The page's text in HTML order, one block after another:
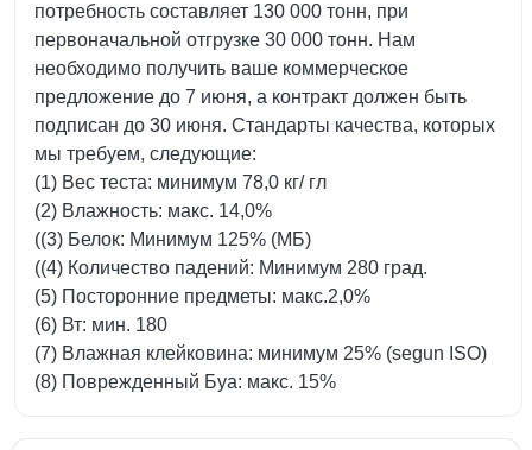
потребность составляет 130 000 тонн, при
первоначальной отгрузке 30 000 тонн. Нам
необходимо получить ваше коммерческое
предложение до 7 июня, а контракт должен быть
подписан до 30 июня. Стандарты качества, которых
мы требуем, следующие:
(1) Вес теста: минимум 78,0 кг/ гл
(2) Влажность: макс. 14,0%
((3) Белок: Минимум 125% (МБ)
((4) Количество падений: Минимум 280 град.
(5) Посторонние предметы: макс.2,0%
(6) Вт: мин. 180
(7) Влажная клейковина: минимум 25% (segun ISO)
(8) Поврежденный Буа: макс. 15%